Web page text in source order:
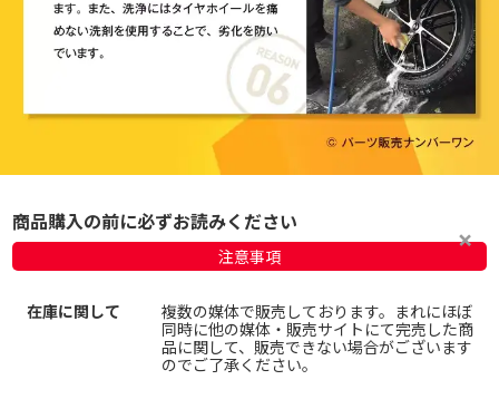
商品購入の前に必ずお読みください
注意事項
在庫に関して
複数の媒体で販売しております。まれにほぼ
同時に他の媒体・販売サイトにて完売した商
品に関して、販売できない場合がございます
のでご了承ください。